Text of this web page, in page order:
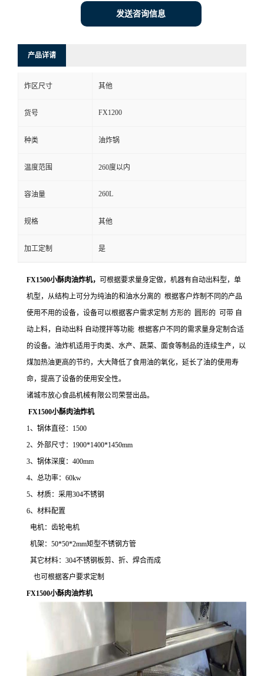
发送咨询信息
产品详请
炸区尺寸 其他
货号 FX1200
种类 油炸锅
温度范围 260度以内
容油量 260L
规格 其他
加工定制 是
FX1500小酥肉油炸机， 可根据要求量身定做，机器有自动出料型，单
机型，从结构上可分为纯油的和油水分离的 根据客户炸制不同的产品
使用不用的设备，设备可以根据客户需求定制 方形的 圆形的 可带 自
动上料，自动出料 自动搅拌等功能 根据客户不同的需求量身定制合适
的设备。油炸机适用于肉类、水产、蔬菜、面食等制品的连续生产，以
煤加热油更高的节约，大大降低了食用油的氧化，延长了油的使用寿
命，提高了设备的使用安全性。
诸城市放心食品机械有限公司荣誉出品。
FX1500小酥肉油炸机
1、锅体直径：1500
2、外部尺寸：1900*1400*1450mm
3、锅体深度：400mm
4、总功率：60kw
5、材质：采用304不锈钢
6、材料配置
电机：齿轮电机
机架：50*50*2mm矩型不锈钢方管
其它材料：304不锈钢板剪、折、焊合而成
也可根据客户要求定制
FX1500小酥肉油炸机